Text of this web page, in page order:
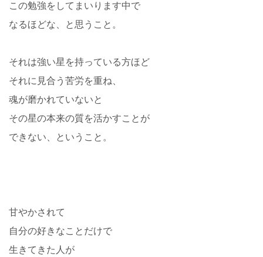
この勉強をしてまいります中で
なるほどな、と思うこと。
それは強い星を持っている方ほど
それに見合う苦労を重ね、
魂が磨かれていないと
その星の本来の質を活かすことが
できない、ということ。
甘やかされて
自分の好きなことだけで
生きてきた人が